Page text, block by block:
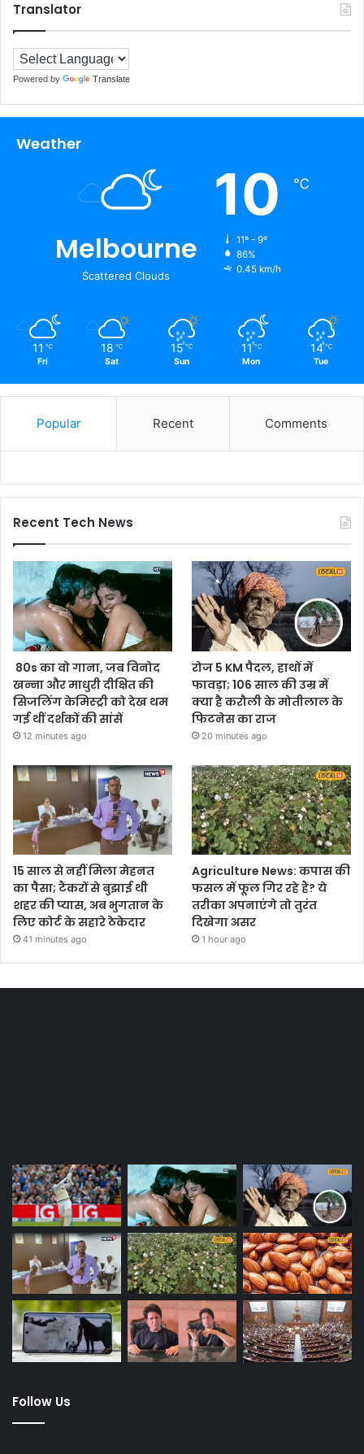
Translator
Powered by Translate
Weather
Melbourne
Scattered Clouds
10 ℃
11º - 9º
86%
0.45 km/h
11 ℃
Fri
18 ℃
Sat
15 ℃
Sun
11 ℃
Mon
14 ℃
Tue
Popular Recent Comments
Recent Tech News
80s का वो गाना, जब विनोद
खन्ना और माधुरी दीक्षित की
सिजलिंग केमिस्ट्री को देख थम
गई थीं दर्शकों की सांसें
12 minutes ago
रोज 5 KM पैदल, हाथों में
फावड़ा; 106 साल की उम्र में
क्या है करौली के मोतीलाल के
फिटनेस का राज
20 minutes ago
15 साल से नहीं मिला मेहनत
का पैसा; टैंकरों से बुझाई थी
शहर की प्यास, अब भुगतान के
लिए कोर्ट के सहारे ठेकेदार
41 minutes ago
Agriculture News: कपास की
फसल में फूल गिर रहे हैं? ये
तरीका अपनाएंगे तो तुरंत
दिखेगा असर
1 hour ago
Follow Us